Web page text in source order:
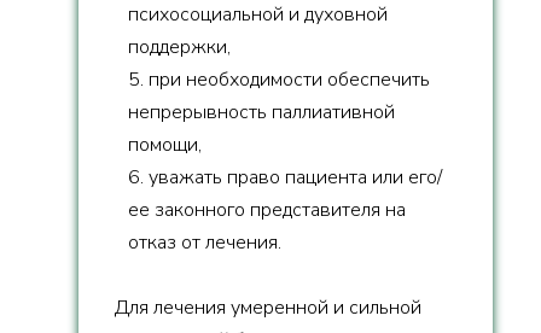
психосоциальной и духовной
поддержки,
5. при необходимости обеспечить
непрерывность паллиативной
помощи,
6. уважать право пациента или его/
ее законного представителя на
отказ от лечения.
Для лечения умеренной и сильной